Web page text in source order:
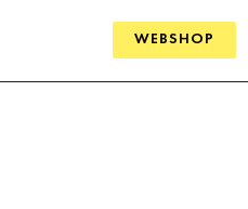
WEBSHOP